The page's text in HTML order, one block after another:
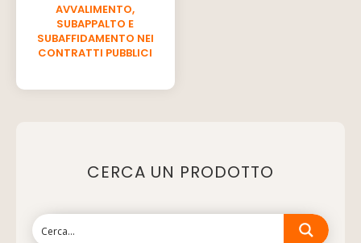
AVVALIMENTO,
SUBAPPALTO E
SUBAFFIDAMENTO NEI
CONTRATTI PUBBLICI
CERCA UN PRODOTTO